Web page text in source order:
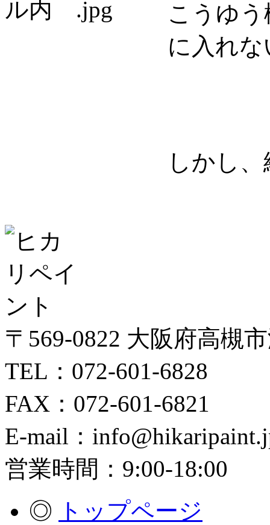
こうゆ
に入れ
しかし
〒569-0822 大阪府高槻
TEL：072-601-6828
FAX：072-601-6821
E-mail：
営業時間：9:00-18:00
◎
トップページ